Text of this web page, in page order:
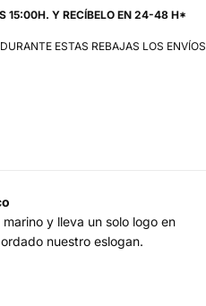
15:00H. Y RECÍBELO EN 24-48 H*
ESTAS REBAJAS LOS ENVÍOS
y lleva un solo logo en
nuestro eslogan.